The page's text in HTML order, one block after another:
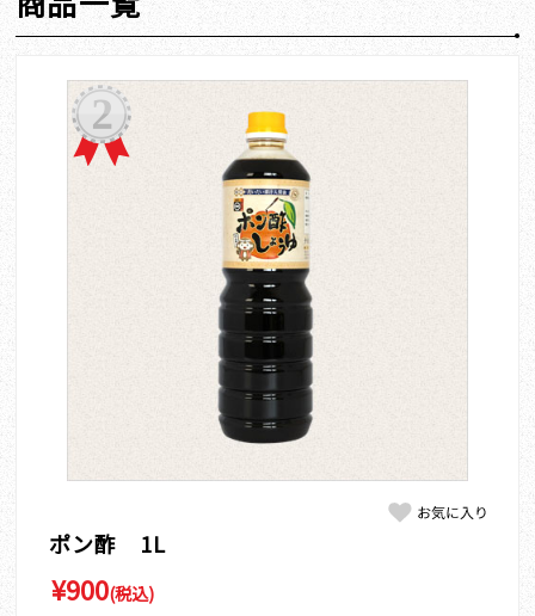
ポン酢 1L
¥900(税込)